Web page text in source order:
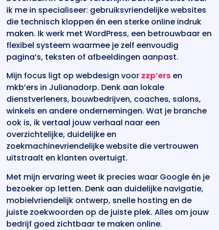
ik me in specialiseer: gebruiksvriendelijke websites
die technisch kloppen én een sterke online indruk
maken. Ik werk met WordPress, een betrouwbaar en
flexibel systeem waarmee je zelf eenvoudig
pagina’s, teksten of afbeeldingen aanpast.
Mijn focus ligt op webdesign voor zzp’ers en
mkb’ers in Julianadorp. Denk aan lokale
dienstverleners, bouwbedrijven, coaches, salons,
winkels en andere ondernemingen. Wat je branche
ook is, ik vertaal jouw verhaal naar een
overzichtelijke, duidelijke en
zoekmachinevriendelijke website die vertrouwen
uitstraalt en klanten overtuigt.
Met mijn ervaring weet ik precies waar Google én je
bezoeker op letten. Denk aan duidelijke navigatie,
mobielvriendelijk ontwerp, snelle hosting en de
juiste zoekwoorden op de juiste plek. Alles om jouw
bedrijf goed zichtbaar te maken online.